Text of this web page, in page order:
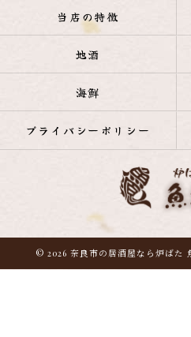
当店の特徴
地酒
海鮮
プライバシーポリシー
© 2026 奈良市の居酒屋なら炉ばた